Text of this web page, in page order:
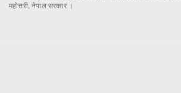
महोत्तरी, नेपाल सरकार ।